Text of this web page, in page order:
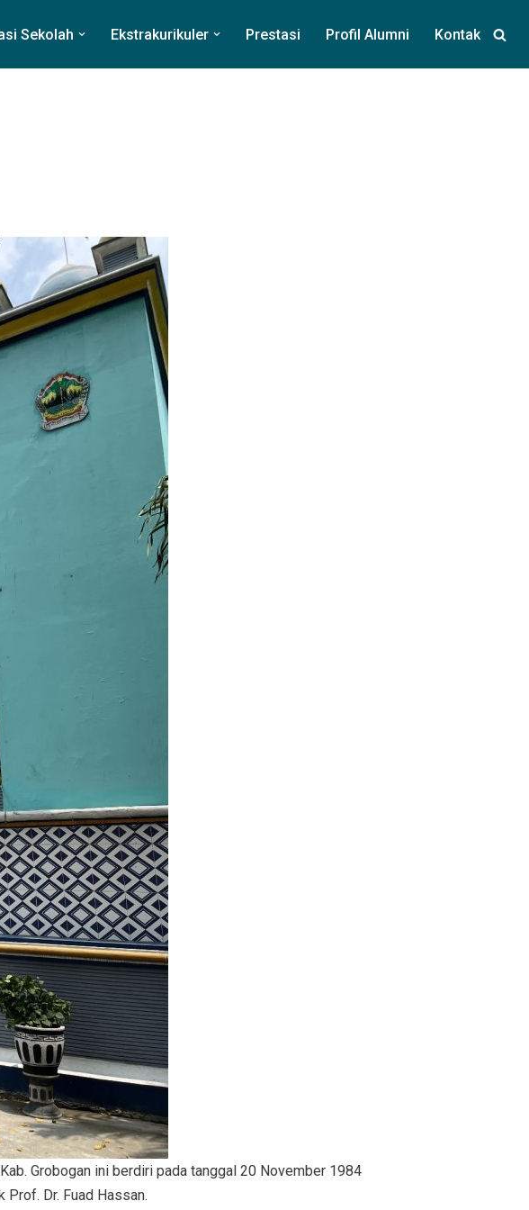
Sekolah Ekstrakurikuler Prestasi Profil Alumni Kontak
Grobogan ini berdiri pada tanggal 20 November 1984
Dr. Fuad Hassan.